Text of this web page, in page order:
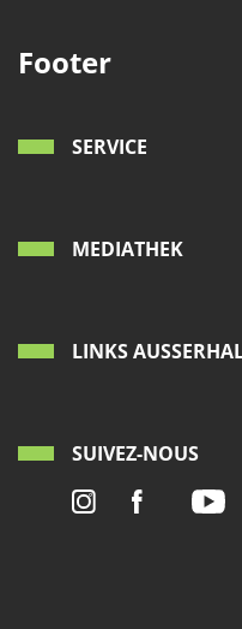
Footer
SERVICE
MEDIATHEK
LINKS
SUIVEZ-NOUS